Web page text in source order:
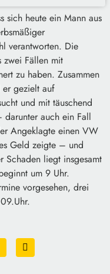
sich heute ein Mann aus
verantworten. Die
zwei Fällen mit
zu haben. Zusammen
er gezielt auf
und mit täuschend
auch ein Fall
Angeklagte einen VW
Geld zeigte – und
Schaden liegt insgesamt
um 9 Uhr.
vorgesehen, drei